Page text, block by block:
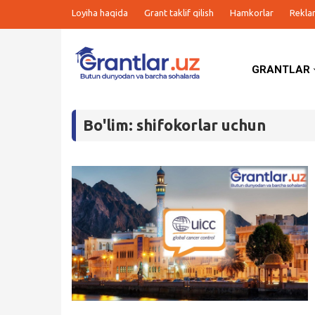
Loyiha haqida Grant taklif qilish Hamkorlar
GRANTLAR
Bo'lim: shifokorlar uchun